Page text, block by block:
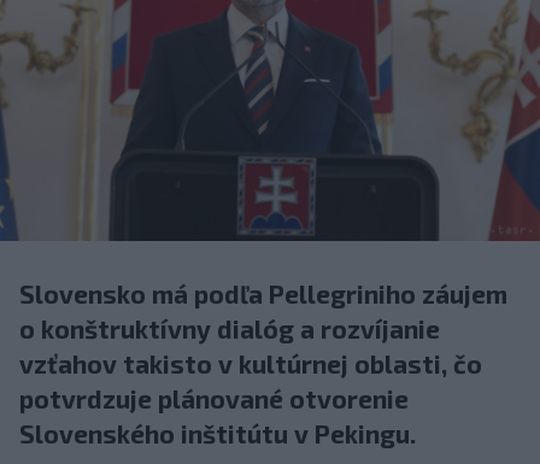
Slovensko má podľa Pellegriniho záujem
o konštruktívny dialóg a rozvíjanie
vzťahov takisto v kultúrnej oblasti, čo
potvrdzuje plánované otvorenie
Slovenského inštitútu v Pekingu.